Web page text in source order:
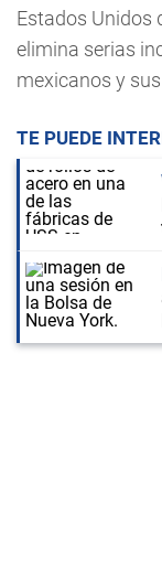
Estados Unidos
elimina serias
mexicanos y
TE PUEDE